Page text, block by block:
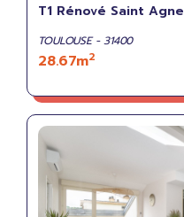
T1 Rénové Saint Agne
TOULOUSE - 31400
28.67m2